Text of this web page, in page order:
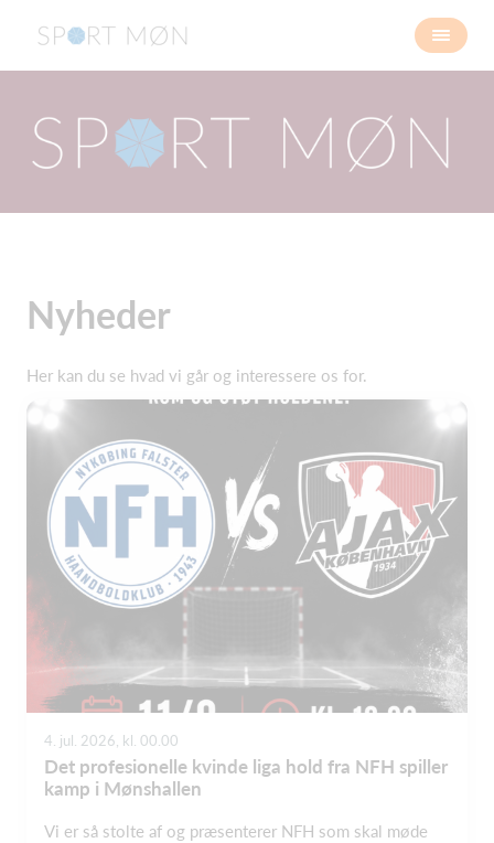
Nyheder
Her kan du se hvad vi går og interessere os for.
4. jul. 2026, kl. 00.00
Det profesionelle kvinde liga hold fra NFH spiller
kamp i Mønshallen
Vi er så stolte af og præsenterer NFH som skal møde